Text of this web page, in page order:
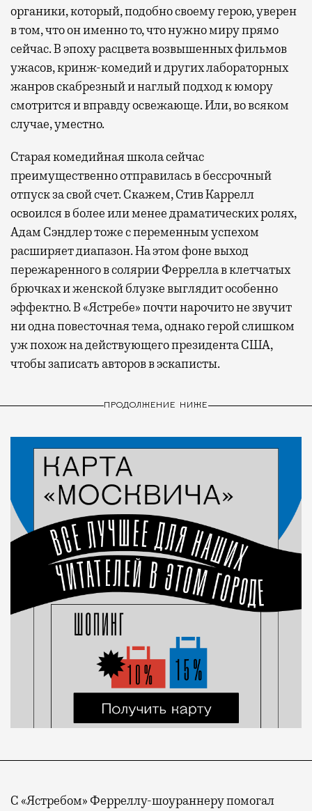
органики, который, подобно своему герою, уверен
в том, что он именно то, что нужно миру прямо
сейчас. В эпоху расцвета возвышенных фильмов
ужасов, кринж-комедий и других лабораторных
жанров скабрезный и наглый подход к юмору
смотрится и вправду освежающе. Или, во всяком
случае, уместно.
Старая комедийная школа сейчас
преимущественно отправилась в бессрочный
отпуск за свой счет. Скажем, Стив Каррелл
освоился в более или менее драматических ролях,
Адам Сэндлер тоже с переменным успехом
расширяет диапазон. На этом фоне выход
пережаренного в солярии Феррелла в клетчатых
брючках и женской блузке выглядит особенно
эффектно. В «Ястребе» почти нарочито не звучит
ни одна повесточная тема, однако герой слишком
уж похож на действующего президента США,
чтобы записать авторов в эскаписты.
ПРОДОЛЖЕНИЕ НИЖЕ
С «Ястребом» Ферреллу-шоураннеру помогал